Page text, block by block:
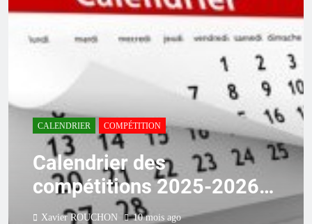
CALENDRIER COMPÉTITION
Calendrier des
compétitions 2025-2026
organisées par le CD 78
Xavier ROUCHON 10 mois ago